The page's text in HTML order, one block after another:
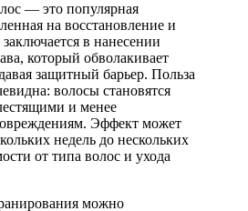
— это популярная
на восстановление и
в нанесении
который обволакивает
защитный барьер. Польза
волосы становятся
и менее
Эффект может
недель до нескольких
от типа волос и ухода
можно